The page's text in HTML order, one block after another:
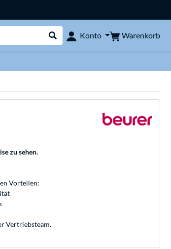
Suche durchführen
Konto Warenkorb
zu sehen.
Vorteilen:
Vertriebsteam.